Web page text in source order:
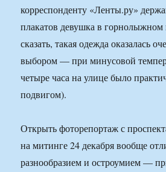
корреспонденту «Ленты.ру»
плакатов девушка в горнолыжном
сказать, такая одежда оказалась
выбором — при минусовой
четыре часа на улице было
подвигом).
Открыть фоторепортаж с
на митинге 24 декабря вообще
разнообразием и остроумием —